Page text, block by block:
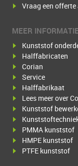
Vraag een offerte
MEER INFORMATIE
Kunststof
Halffabricaten
Corian
Service
Halffabrikaat
Lees meer over
Kunststof
PMMA kunststof
HMPE kunststof
PTFE kunststof